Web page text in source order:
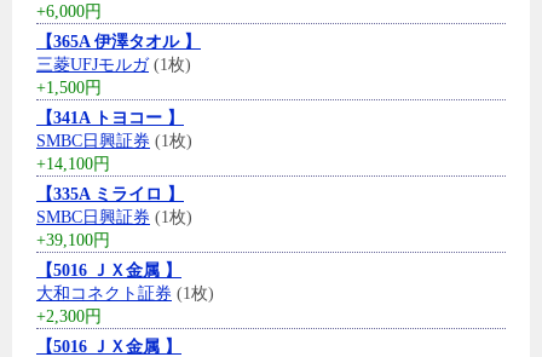
+6,000円
【365A 伊澤タオル 】
三菱UFJモルガ(1枚)
+1,500円
【341A トヨコー 】
SMBC日興証券 (1枚)
+14,100円
【335A ミライロ 】
SMBC日興証券 (1枚)
+39,100円
【5016 ＪＸ金属 】
大和コネクト証券 (1枚)
+2,300円
【5016 ＪＸ金属 】